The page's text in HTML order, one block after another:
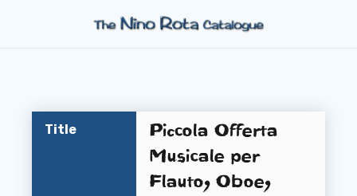
Title
Piccola Offerta
Musicale per
Flauto, Oboe,